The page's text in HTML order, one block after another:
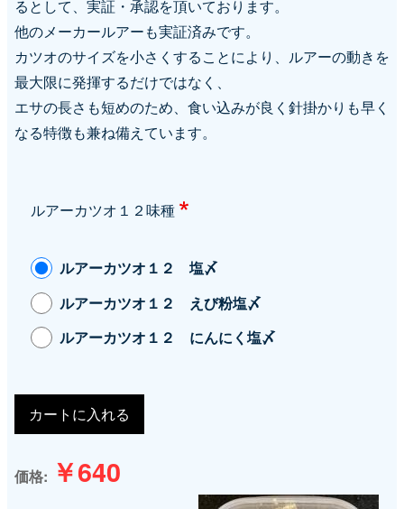
るとして、実証・承認を頂いております。
他のメーカールアーも実証済みです。
カツオのサイズを小さくすることにより、ルアーの動きを
最大限に発揮するだけではなく、
エサの長さも短めのため、食い込みが良く針掛かりも早く
なる特徴も兼ね備えています。
ルアーカツオ１２味種
ルアーカツオ１２ 塩〆
ルアーカツオ１２ えび粉塩〆
ルアーカツオ１２ にんにく塩〆
価格 ￥640